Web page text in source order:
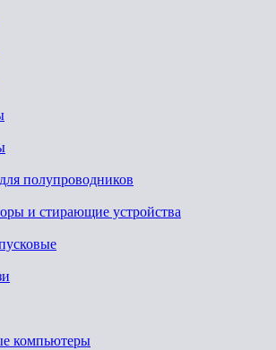
полупроводников
и стирающие устройства
компьютеры